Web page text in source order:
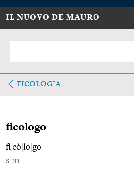
IL NUOVO DE MAURO
FICOLOGIA
ficologo
fi cò lo go
s.m.